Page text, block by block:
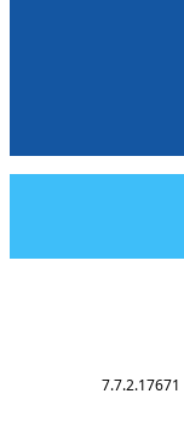
7.7.2.17671